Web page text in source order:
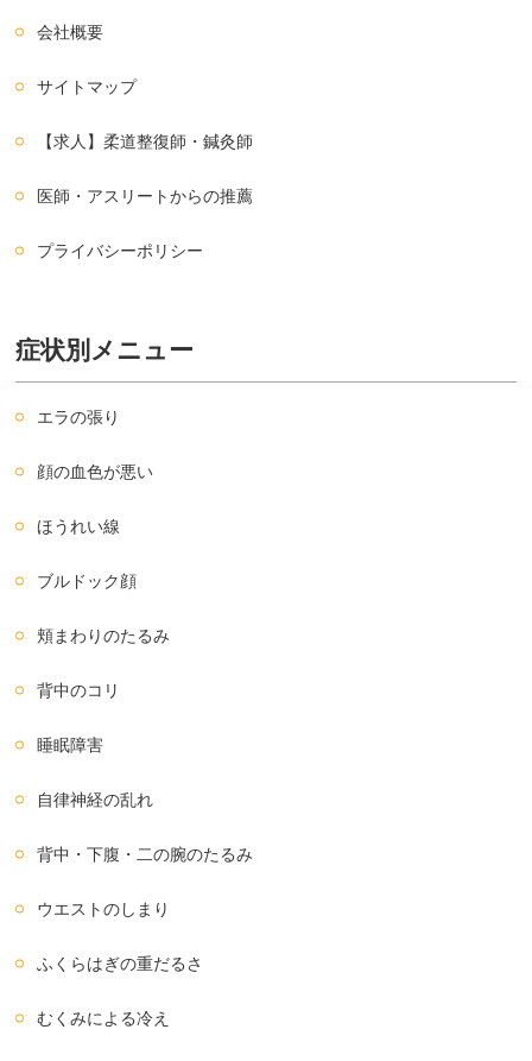
会社概要
サイトマップ
【求人】柔道整復師・鍼灸師
医師・アスリートからの推薦
プライバシーポリシー
症状別メニュー
エラの張り
顔の血色が悪い
ほうれい線
ブルドック顔
頬まわりのたるみ
背中のコリ
睡眠障害
自律神経の乱れ
背中・下腹・二の腕のたるみ
ウエストのしまり
ふくらはぎの重だるさ
むくみによる冷え